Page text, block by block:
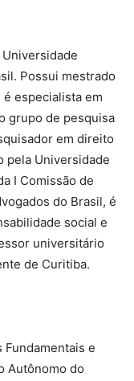
Possui mestrado
especialista em
grupo de pesquisa
em direito
pela Universidade
I Comissão de
do Brasil, é
social e
universitário
de Curitiba.
e
Autônomo do